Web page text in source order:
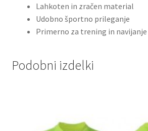
Lahkoten in zračen material
Udobno športno prileganje
Primerno za trening in navijanje
Podobni izdelki